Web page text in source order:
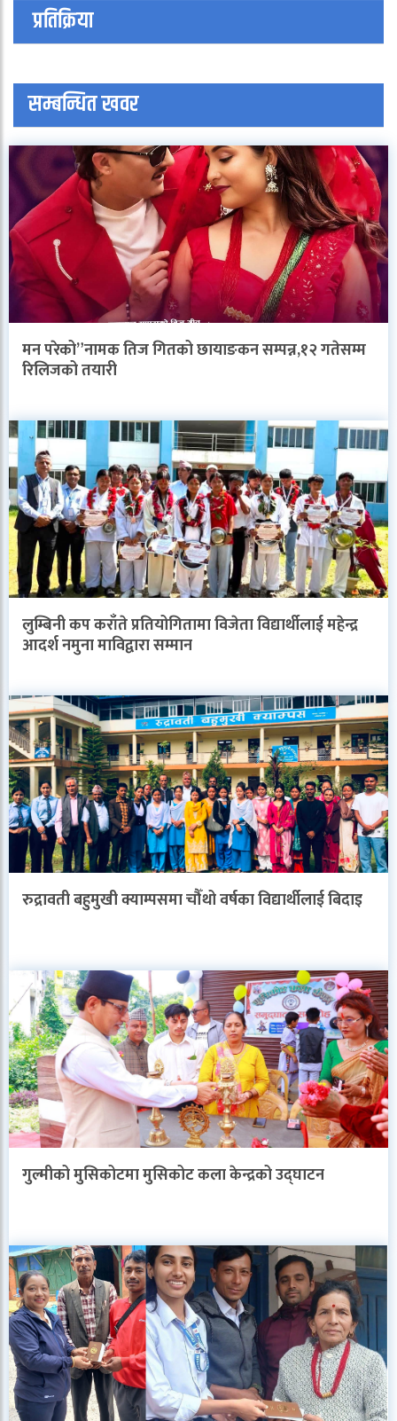
प्रतिक्रिया
सम्बन्धित खवर
मन परेको”नामक तिज गितको छायाङकन सम्पन्न,१२ गतेसम्म
रिलिजको तयारी
लुम्बिनी कप कराँते प्रतियोगितामा विजेता विद्यार्थीलाई महेन्द्र
आदर्श नमुना माविद्वारा सम्मान
रुद्रावती बहुमुखी क्याम्पसमा चौँथो वर्षका विद्यार्थीलाई बिदाइ
गुल्मीको मुसिकोटमा मुसिकोट कला केन्द्रको उद्घाटन